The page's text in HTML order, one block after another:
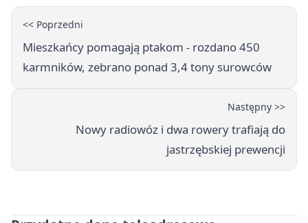
<< Poprzedni
Mieszkańcy pomagają ptakom - rozdano 450
karmników, zebrano ponad 3,4 tony surowców
Następny >>
Nowy radiowóz i dwa rowery trafiają do
jastrzębskiej prewencji